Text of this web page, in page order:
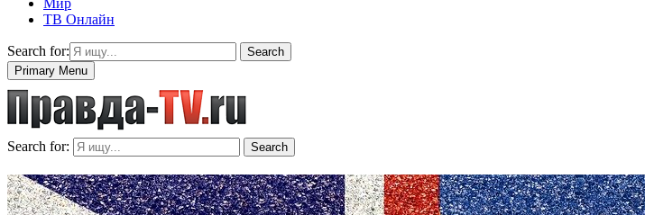
Мир
ТВ Онлайн
Search for:
Search
Primary Menu
Search for: Search